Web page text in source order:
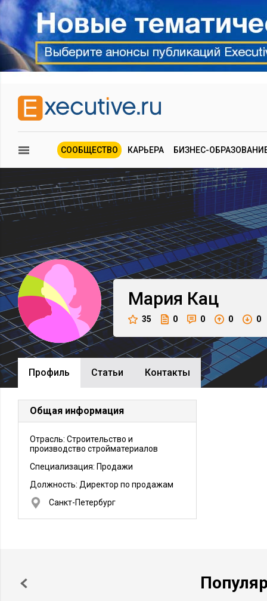
СООБЩЕСТВО КАРЬЕРА БИЗНЕС-
Мария Кац
35 0 0 0 0
Профиль Cтатьи Контакты
Общая информация
Отрасль: Строительство и
производство стройматериалов
Специализация: Продажи
Должность: Директор по продажам
Санкт-Петербург